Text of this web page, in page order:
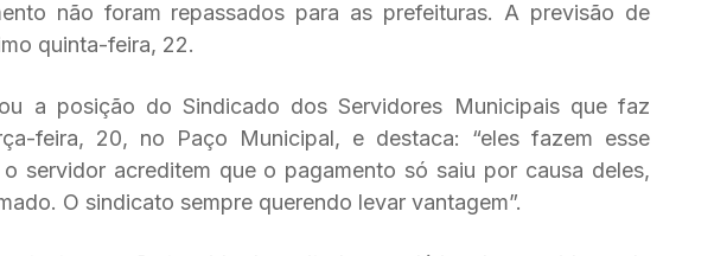
não foram repassados para as prefeituras. A previsão de
quinta-feira, 22.
a posição do Sindicado dos Servidores Municipais que faz
feira, 20, no Paço Municipal, e destaca: “eles fazem esse
servidor acreditem que o pagamento só saiu por causa deles,
O sindicato sempre querendo levar vantagem”.